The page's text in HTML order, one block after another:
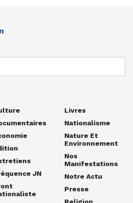
JN
Livres
Nationalisme
Nature Et
Environnement
Nos
Manifestations
Notre Actu
Presse